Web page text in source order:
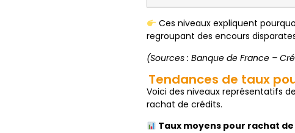
Ces niveaux expliquent
regroupant des encours
(Sources : Banque de France –
Tendances de taux
Voici des niveaux représentatifs
rachat de crédits.
Taux moyens pour rachat